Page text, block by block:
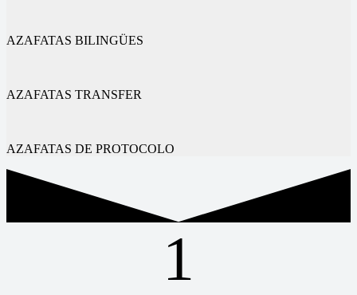
AZAFATAS BILINGÜES
AZAFATAS TRANSFER
AZAFATAS DE PROTOCOLO
1